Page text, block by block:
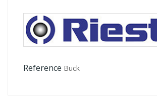
Reference Buck